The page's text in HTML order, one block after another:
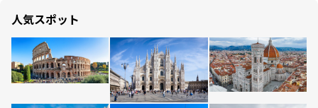
人気スポット